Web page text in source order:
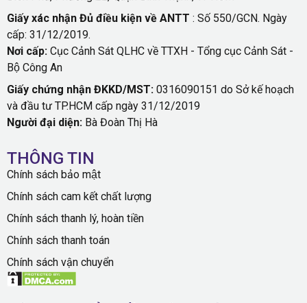
Giấy xác nhận Đủ điều kiện về ANTT : Số 550/GCN. Ngày
cấp: 31/12/2019.
Nơi cấp: Cục Cảnh Sát QLHC về TTXH - Tổng cục Cảnh Sát -
Bộ Công An
Giấy chứng nhận ĐKKD/MST: 0316090151 do Sở kế hoạch
và đầu tư TP.HCM cấp ngày 31/12/2019
Người đại diện: Bà Đoàn Thị Hà
THÔNG TIN
Chính sách bảo mật
Chính sách cam kết chất lượng
Chính sách thanh lý, hoàn tiền
Chính sách thanh toán
Chính sách vận chuyển